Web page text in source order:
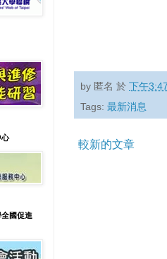
by 匿名 於下午
Tags:最新消息
較新的文章
心
國促進